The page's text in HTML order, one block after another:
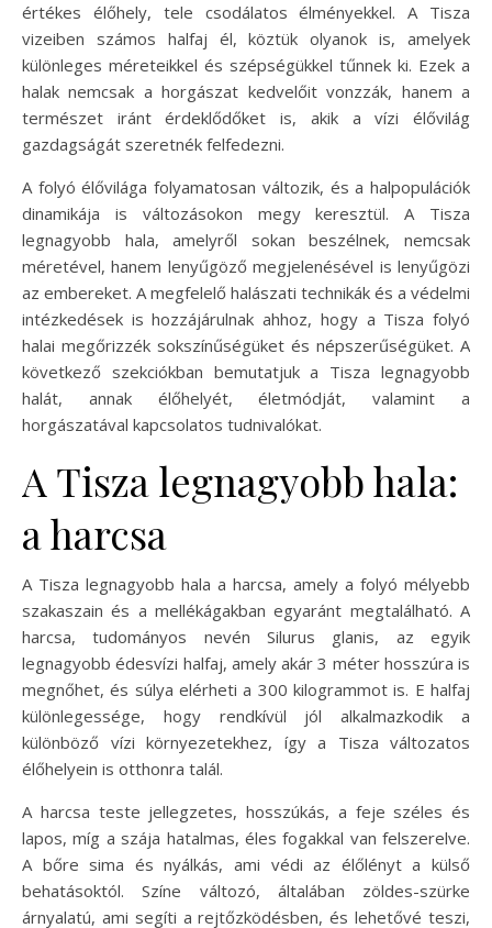
értékes élőhely, tele csodálatos élményekkel. A Tisza
vizeiben számos halfaj él, köztük olyanok is, amelyek
különleges méreteikkel és szépségükkel tűnnek ki. Ezek a
halak nemcsak a horgászat kedvelőit vonzzák, hanem a
természet iránt érdeklődőket is, akik a vízi élővilág
gazdagságát szeretnék felfedezni.
A folyó élővilága folyamatosan változik, és a halpopulációk
dinamikája is változásokon megy keresztül. A Tisza
legnagyobb hala, amelyről sokan beszélnek, nemcsak
méretével, hanem lenyűgöző megjelenésével is lenyűgözi
az embereket. A megfelelő halászati technikák és a védelmi
intézkedések is hozzájárulnak ahhoz, hogy a Tisza folyó
halai megőrizzék sokszínűségüket és népszerűségüket. A
következő szekciókban bemutatjuk a Tisza legnagyobb
halát, annak élőhelyét, életmódját, valamint a
horgászatával kapcsolatos tudnivalókat.
A Tisza legnagyobb hala:
a harcsa
A Tisza legnagyobb hala a harcsa, amely a folyó mélyebb
szakaszain és a mellékágakban egyaránt megtalálható. A
harcsa, tudományos nevén Silurus glanis, az egyik
legnagyobb édesvízi halfaj, amely akár 3 méter hosszúra is
megnőhet, és súlya elérheti a 300 kilogrammot is. E halfaj
különlegessége, hogy rendkívül jól alkalmazkodik a
különböző vízi környezetekhez, így a Tisza változatos
élőhelyein is otthonra talál.
A harcsa teste jellegzetes, hosszúkás, a feje széles és
lapos, míg a szája hatalmas, éles fogakkal van felszerelve.
A bőre sima és nyálkás, ami védi az élőlényt a külső
behatásoktól. Színe változó, általában zöldes-szürke
árnyalatú, ami segíti a rejtőzködésben, és lehetővé teszi,